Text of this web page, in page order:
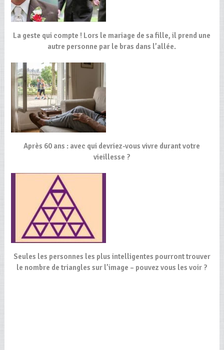
La geste qui compte ! Lors le mariage de sa fille, il prend une
autre personne par le bras dans l’allée.
Après 60 ans : avec qui devriez-vous vivre durant votre
vieillesse ?
Seules les personnes les plus intelligentes pourront trouver
le nombre de triangles sur l’image – pouvez vous les voir ?